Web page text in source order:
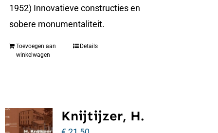
1952) Innovatieve constructies en
sobere monumentaliteit.
Toevoegen aan
winkelwagen
Details
Knijtijzer, H.